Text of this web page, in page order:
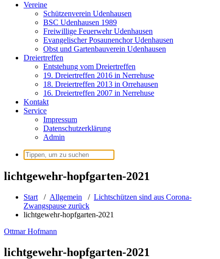
Vereine
Schützenverein Udenhausen
BSC Udenhausen 1989
Freiwillige Feuerwehr Udenhausen
Evangelischer Posaunenchor Udenhausen
Obst und Gartenbauverein Udenhausen
Dreiertreffen
Entstehung vom Dreiertreffen
19. Dreiertreffen 2016 in Nerrehuse
18. Dreiertreffen 2013 in Orrehausen
16. Dreiertreffen 2007 in Nerrehuse
Kontakt
Service
Impressum
Datenschutzerklärung
Admin
Suchen
nach:
lichtgewehr-hopfgarten-2021
Start / Allgemein / Lichtschützen sind aus Corona-
Zwangspause zurück
lichtgewehr-hopfgarten-2021
Ottmar Hofmann
lichtgewehr-hopfgarten-2021